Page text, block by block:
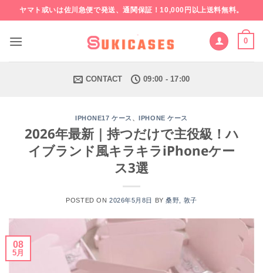
to
content
ヤマト或いは佐川急便で発送、通関保証！10,000円以上送料無料。
0
CONTACT 09:00 - 17:00
IPHONE17 ケース 、IPHONE ケース
2026年最新｜持つだけで主役級！ハ
イブランド風キラキラiPhoneケー
ス3選
POSTED ON 2026年5月8日 BY桑野, 敦子
08
5月